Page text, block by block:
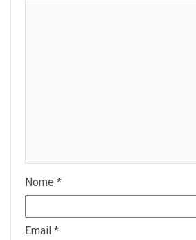
Nome *
Email *